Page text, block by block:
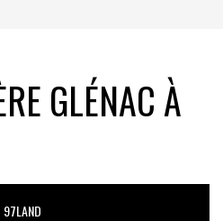
GLÉNAC À
97LAND